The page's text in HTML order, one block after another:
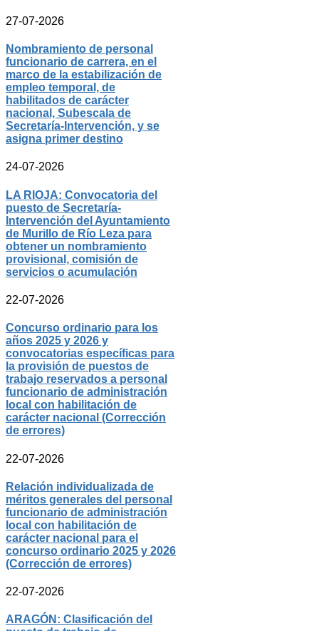
27-07-2026
Nombramiento de personal
funcionario de carrera, en el
marco de la estabilización de
empleo temporal, de
habilitados de carácter
nacional, Subescala de
Secretaría-Intervención, y se
asigna primer destino
24-07-2026
LA RIOJA: Convocatoria del
puesto de Secretaría-
Intervención del Ayuntamiento
de Murillo de Río Leza para
obtener un nombramiento
provisional, comisión de
servicios o acumulación
22-07-2026
Concurso ordinario para los
años 2025 y 2026 y
convocatorias específicas para
la provisión de puestos de
trabajo reservados a personal
funcionario de administración
local con habilitación de
carácter nacional (Corrección
de errores)
22-07-2026
Relación individualizada de
méritos generales del personal
funcionario de administración
local con habilitación de
carácter nacional para el
concurso ordinario 2025 y 2026
(Corrección de errores)
22-07-2026
ARAGÓN: Clasificación del